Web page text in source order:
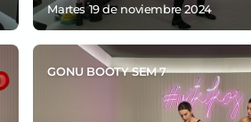
martes 19de noviembre 2024
GONU BOOTY SEM 7